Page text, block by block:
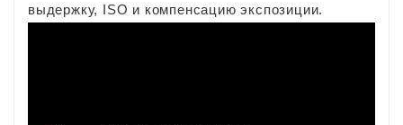
выдержку, ISO и компенсацию экспозиции.